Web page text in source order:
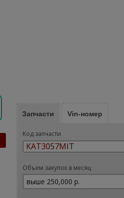
Запчасти Vin-номер
Код запчасти
Объем закупок в месяц